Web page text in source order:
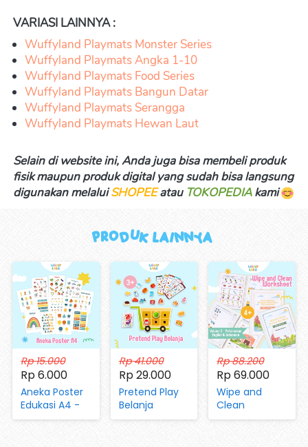
VARIASI LAINNYA :
Wuffyland Playmats Monster Series
Wuffyland Playmats Angka 1-10
Wuffyland Playmats Food Series
Wuffyland Playmats Bangun Datar
Wuffyland Playmats Serangga
Wuffyland Playmats Hewan Laut
Selain di website ini, Anda juga bisa membeli produk
fisik maupun produk digital yang sudah bisa langsung
digunakan melalui SHOPEE atau TOKOPEDIA kami
Produk Lainnya
Rp 15.000
Rp 6.000
Aneka Poster
Edukasi A4 -
Mengenal
Rp 41.000
Rp 29.000
Pretend Play
Belanja
(dengan
Rp 88.200
Rp 69.000
Wipe and
Clean
Worksheet Vol